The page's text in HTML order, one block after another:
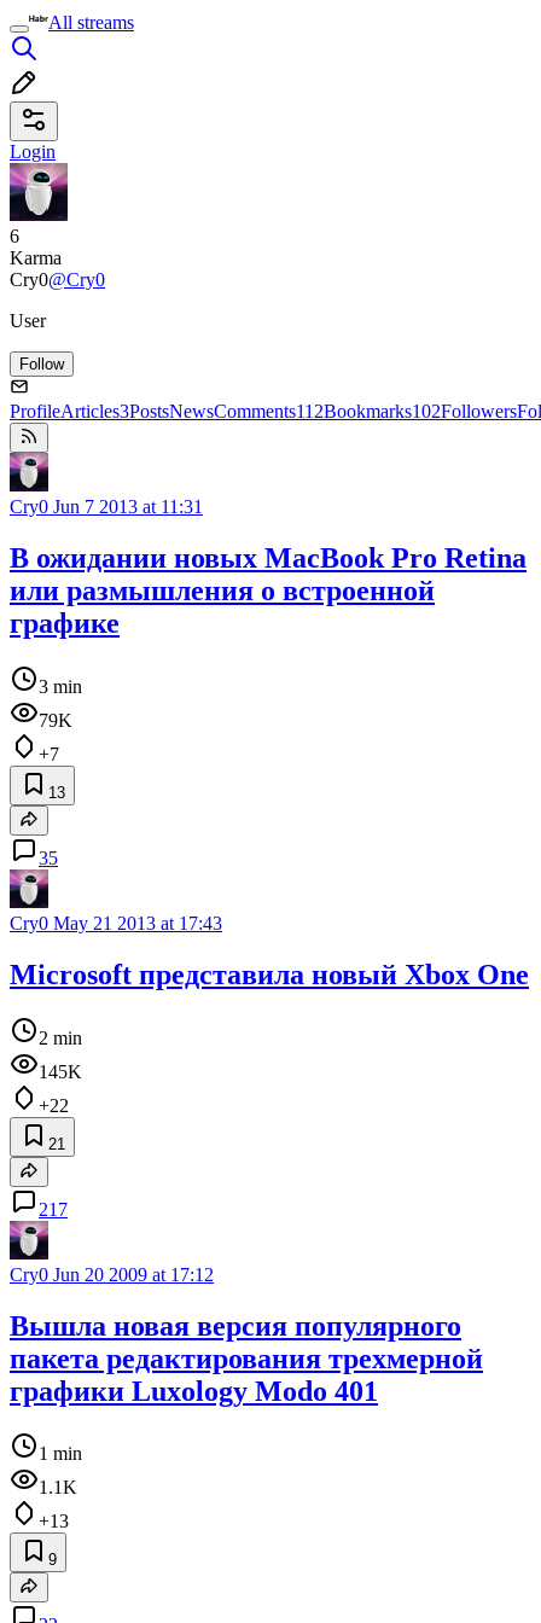
All streams
Login
6
Karma
Cry0@Cry0
User
Follow
ProfileArticles3PostsNewsComments112Bookmarks102Followers
Cry0 Jun 7 2013 at 11:31
В ожидании новых MacBook Pro Retina
или размышления о встроенной
графике
3 min
79K
+7
13
35
Cry0 May 21 2013 at 17:43
Microsoft представила новый Xbox One
2 min
145K
+22
21
217
Cry0 Jun 20 2009 at 17:12
Вышла новая версия популярного
пакета редактирования трехмерной
графики Luxology Modo 401
1 min
1.1K
+13
9